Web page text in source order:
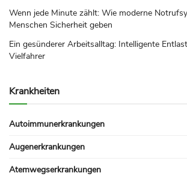
Wenn jede Minute zählt: Wie moderne
Menschen Sicherheit geben
Ein gesünderer Arbeitsalltag: Intelligente
Vielfahrer
Krankheiten
Autoimmunerkrankungen
Augenerkrankungen
Atemwegserkrankungen